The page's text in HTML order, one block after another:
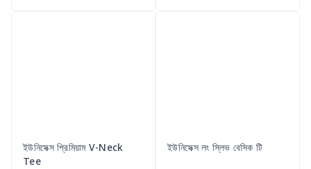
ইউনিসেক্স প্রিমিয়াম V-Neck
Tee
ইউনিসেক্স লং স্লিভ বেসিক টি